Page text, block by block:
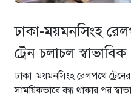
ঢাকা-ময়মনসিংহ
ট্রেন চলাচল স্বাভাবিক
ঢাকা–ময়মনসিংহ রেলপথে
সাময়িকভাবে বন্ধ থাকার পর